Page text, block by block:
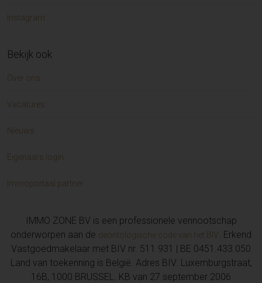
Instagram
Bekijk ook
Over ons
Vacatures
Nieuws
Eigenaars login
Immoportaal partner
IMMO ZONE BV is een professionele vennootschap
onderworpen aan de deontologische code van het BIV
. Erkend
Vastgoedmakelaar met BIV nr. 511 931 | BE 0451.433.050
Land van toekenning is België. Adres BIV: Luxemburgstraat,
16B, 1000 BRUSSEL. KB van 27 september 2006